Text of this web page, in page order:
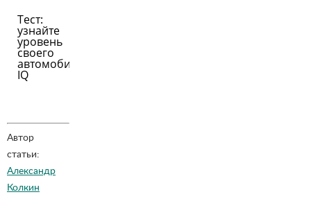
Тест:
узнайте
уровень
своего
автомобильного
IQ
Автор
статьи:
Александр
Колкин